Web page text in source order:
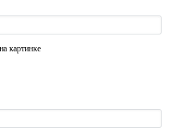
картинке